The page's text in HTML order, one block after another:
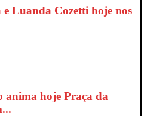
Luanda Cozetti hoje nos
anima hoje Praça da